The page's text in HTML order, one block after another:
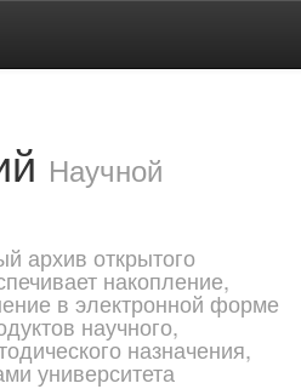
Научной
архив открытого
накопление,
в электронной форме
научного,
назначения,
университета